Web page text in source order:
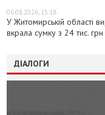
06.08.2026, 15:18
У Житомирській області
вкрала сумку з 24 тис. грн
ДІАЛОГИ